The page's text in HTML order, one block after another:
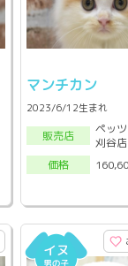
マンチカン
2023/6/12生まれ
販売店
ペッ
刈谷店
価格